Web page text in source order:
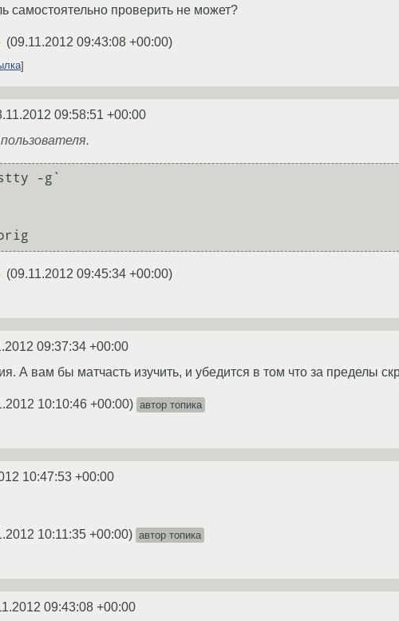
самостоятельно проверить не может?
(09.11.2012 09:43:08 +00:00)
09:58:51 +00:00
-g`
(09.11.2012 09:45:34 +00:00)
09:37:34 +00:00
А вам бы матчасть изучить, и убедится в том что за пределы
10:10:46 +00:00) автор топика
10:47:53 +00:00
10:11:35 +00:00) автор топика
09:43:08 +00:00